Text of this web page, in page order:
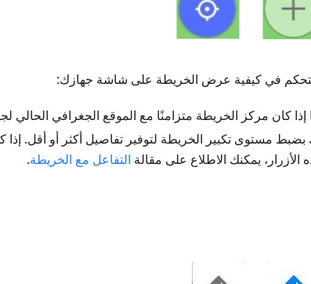
في كيفية عرض الخريطة على شاشة جهازك:
كان مركز الخريطة متزامنًا مع الموقع الجغرافي الحالي
مستوى تكبير الخريطة لتوفير تفاصيل أكثر أو أقل. إذا
يمكنك الاطلاع على مقالة التفاعل مع الخريطة.